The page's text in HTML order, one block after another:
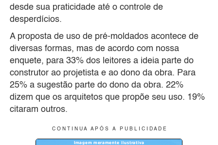
desde sua praticidade até o controle de
desperdícios.
A proposta de uso de pré-moldados acontece de
diversas formas, mas de acordo com nossa
enquete, para 33% dos leitores a ideia parte do
construtor ao projetista e ao dono da obra. Para
25% a sugestão parte do dono da obra. 22%
dizem que os arquitetos que propõe seu uso. 19%
citaram outros.
C O N T I N U A A P Ó S A P U B L I C I D A D E